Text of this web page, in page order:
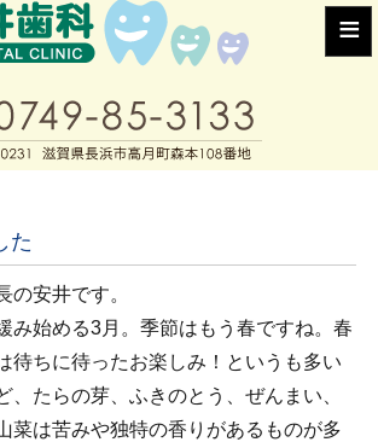
≡
た
の安井です。
み始める3月。季節はもう春ですね。春
待ちに待ったお楽しみ！というも多い
、たらの芽、ふきのとう、ぜんまい、
菜は苦みや独特の香りがあるものが多